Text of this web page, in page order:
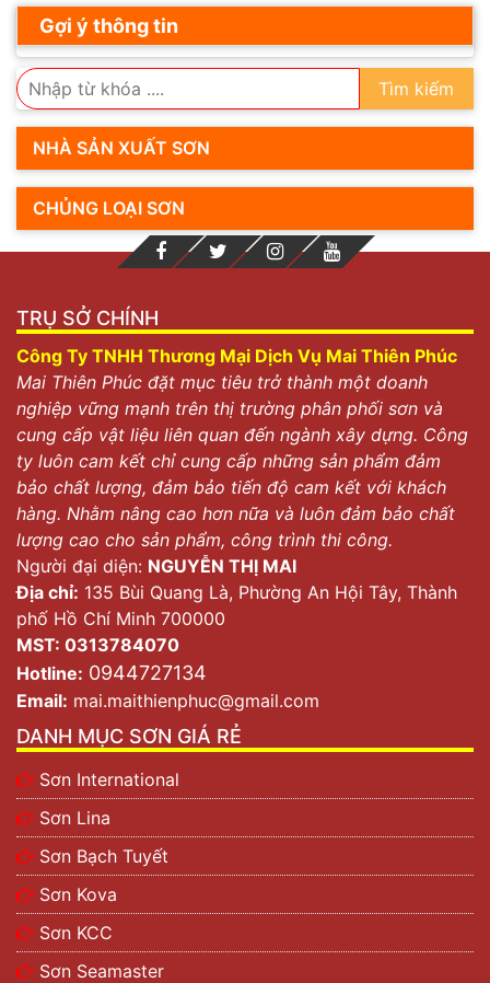
Gợi ý thông tin
Tìm kiếm
NHÀ SẢN XUẤT SƠN
CHỦNG LOẠI SƠN
TRỤ SỞ CHÍNH
Công Ty TNHH Thương Mại Dịch Vụ Mai Thiên Phúc
Mai Thiên Phúc đặt mục tiêu trở thành một doanh
nghiệp vững mạnh trên thị trường phân phối sơn và
cung cấp vật liệu liên quan đến ngành xây dựng. Công
ty luôn cam kết chỉ cung cấp những sản phẩm đảm
bảo chất lượng, đảm bảo tiến độ cam kết với khách
hàng. Nhằm nâng cao hơn nữa và luôn đảm bảo chất
lượng cao cho sản phẩm, công trình thi công.
Người đại diện: NGUYỄN THỊ MAI
Địa chỉ: 135 Bùi Quang Là, Phường An Hội Tây, Thành
phố Hồ Chí Minh 700000
MST: 0313784070
Hotline: 0944727134
Email: mai.maithienphuc@gmail.com
DANH MỤC SƠN GIÁ RẺ
Sơn International
Sơn Lina
Sơn Bạch Tuyết
Sơn Kova
Sơn KCC
Sơn Seamaster